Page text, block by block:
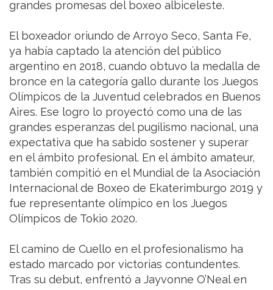
grandes promesas del boxeo albiceleste.
El boxeador oriundo de Arroyo Seco, Santa Fe,
ya había captado la atención del público
argentino en 2018, cuando obtuvo la medalla de
bronce en la categoría gallo durante los Juegos
Olímpicos de la Juventud celebrados en Buenos
Aires. Ese logro lo proyectó como una de las
grandes esperanzas del pugilismo nacional, una
expectativa que ha sabido sostener y superar
en el ámbito profesional. En el ámbito amateur,
también compitió en el Mundial de la Asociación
Internacional de Boxeo de Ekaterimburgo 2019 y
fue representante olímpico en los Juegos
Olímpicos de Tokio 2020.
El camino de Cuello en el profesionalismo ha
estado marcado por victorias contundentes.
Tras su debut, enfrentó a Jayvonne O’Neal en